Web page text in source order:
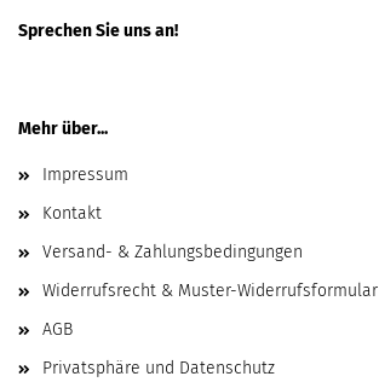
Sprechen Sie uns an!
Mehr über...
Impressum
Kontakt
Versand- & Zahlungsbedingungen
Widerrufsrecht & Muster-Widerrufsformular
AGB
Privatsphäre und Datenschutz